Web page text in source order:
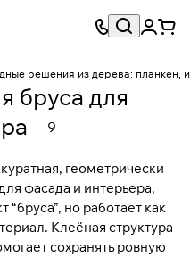
решения из дерева: планкен,
бруса для
9
геометрически
фасада и интерьера,
“бруса”, но работает как
Клеёная структура
сохранять ровную